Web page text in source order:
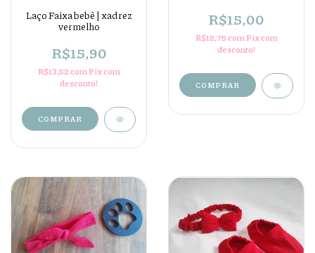
Laço Faixa bebê | xadrez
vermelho
R$15,90
R$13,52comPix com
desconto!
R$15,00
R$12,75comPix com
desconto!